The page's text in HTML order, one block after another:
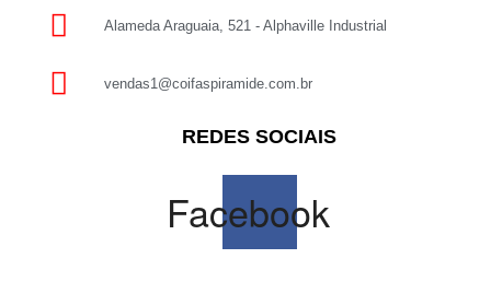
Alameda Araguaia, 521 - Alphaville Industrial
vendas1@coifaspiramide.com.br
REDES SOCIAIS
Facebook